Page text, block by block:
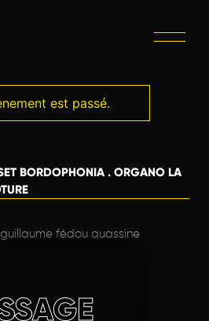
est passé.
BORDOPHONIA . ORGANO LA
fédou quassine